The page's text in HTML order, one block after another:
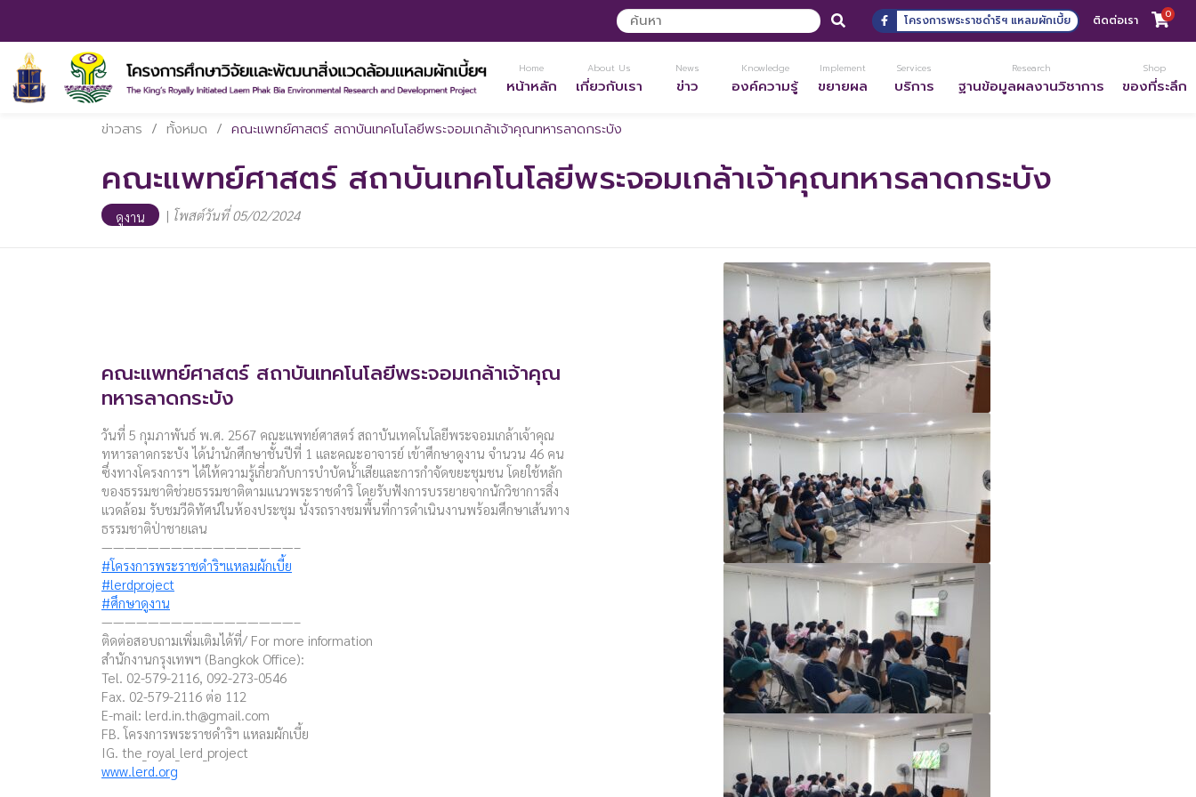
โครงการพระราชดำริฯ แหลมผักเบี้ย ติดต่อเรา 0
Home
หน้าหลัก
About Us
เกี่ยวกับเรา
News
ข่าว
Knowledge
องค์ความรู้
Implement
ขยายผล
Services
บริการ
Research
ฐานข้อมูลผลงานวิชาการ
Shop
ของที่ระลึก
ข่าวสาร / ทั้งหมด / คณะแพทย์ศาสตร์ สถาบันเทคโนโลยีพระจอมเกล้าเจ้าคุณทหารลาดกระบัง
คณะแพทย์ศาสตร์ สถาบันเทคโนโลยีพระจอมเกล้าเจ้าคุณทหารลาดกระบัง
ดูงาน | โพสต์วันที่ 05/02/2024
คณะแพทย์ศาสตร์ สถาบันเทคโนโลยีพระจอมเกล้าเจ้าคุณ
ทหารลาดกระบัง
วันที่ 5 กุมภาพันธ์ พ.ศ. 2567 คณะแพทย์ศาสตร์ สถาบันเทคโนโลยีพระจอมเกล้าเจ้าคุณ
ทหารลาดกระบัง ได้นำนักศึกษาชั้นปีที่ 1 และคณะอาจารย์ เข้าศึกษาดูงาน จำนวน 46 คน
ซึ่งทางโครงการฯ ได้ให้ความรู้เกี่ยวกับการบำบัดน้ำเสียและการกำจัดขยะชุมชน โดยใช้หลัก
ของธรรมชาติช่วยธรรมชาติตามแนวพระราชดำริ โดยรับฟังการบรรยายจากนักวิชาการสิ่ง
แวดล้อม รับชมวีดิทัศน์ในห้องประชุม นั่งรถรางชมพื้นที่การดำเนินงานพร้อมศึกษาเส้นทาง
ธรรมชาติป่าชายเลน
————————–————————–
#โครงการพระราชดำริฯแหลมผักเบี้ย
#lerdproject
#ศึกษาดูงาน
————————–————————–
ติดต่อสอบถามเพิ่มเติมได้ที่/ For more information
สำนักงานกรุงเทพฯ (Bangkok Office):
Tel. 02-579-2116, 092-273-0546
Fax. 02-579-2116 ต่อ 112
E-mail: lerd.in.th@gmail.com
FB. โครงการพระราชดำริฯ แหลมผักเบี้ย
IG. the_royal_lerd_project
www.lerd.org